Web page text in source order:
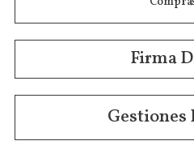
Firma
Gestiones